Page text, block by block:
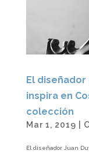
El diseñador
inspira en
colección
Mar 1, 2019
El diseñador Juan